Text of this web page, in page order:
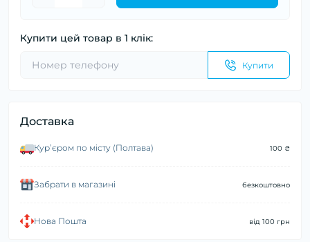
Купити цей товар в 1 клік:
Купити
Доставка
Курʼєром по місту (Полтава) 100 ₴
Забрати в магазині безкоштовно
Нова Пошта від 100 грн